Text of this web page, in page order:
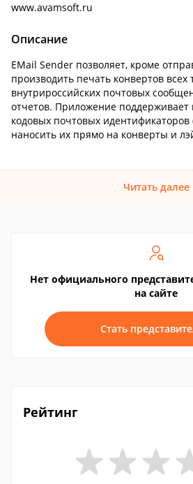
www.avamsoft.ru
Описание
EMail Sender позволяет, кроме
производить печать конвертов всех
внутрироссийских почтовых
отчетов. Приложение поддерживает
кодовых почтовых
наносить их прямо на конверты и
Читать далее
Нет официального
на сайте
Стать
Рейтинг